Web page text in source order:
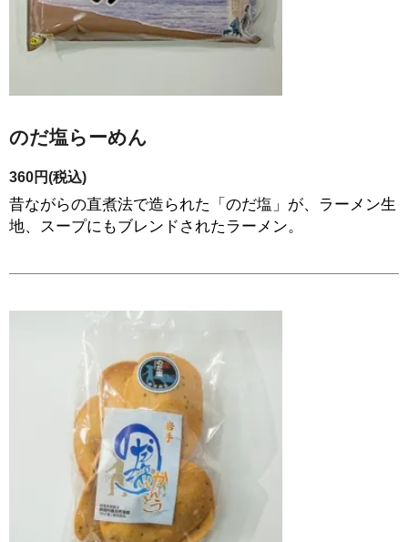
のだ塩らーめん
360円(税込)
昔ながらの直煮法で造られた「のだ塩」が、ラーメン生
地、スープにもブレンドされたラーメン。